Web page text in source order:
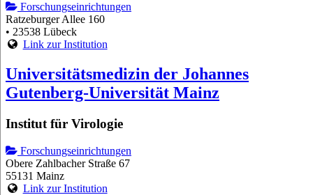
Forschungseinrichtungen
Ratzeburger Allee 160
• 23538 Lübeck
Link zur Institution
Universitätsmedizin der Johannes
Gutenberg-Universität Mainz
Institut für Virologie
Forschungseinrichtungen
Obere Zahlbacher Straße 67
55131 Mainz
Link zur Institution